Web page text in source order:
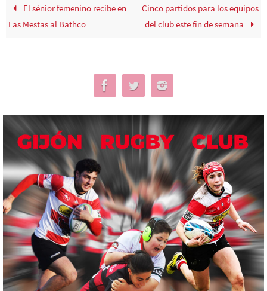
El sénior femenino recibe en
Las Mestas al Bathco
Cinco partidos para los equipos
del club este fin de semana